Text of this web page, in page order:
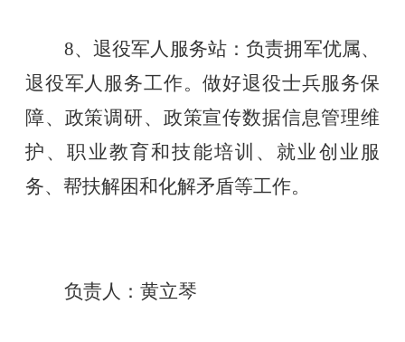
8、退役军人服务站：负责拥军优属、
退役军人服务工作。做好退役士兵服务保
障、政策调研、政策宣传数据信息管理维
护、职业教育和技能培训、就业创业服
务、帮扶解困和化解矛盾等工作。
负责人：黄立琴